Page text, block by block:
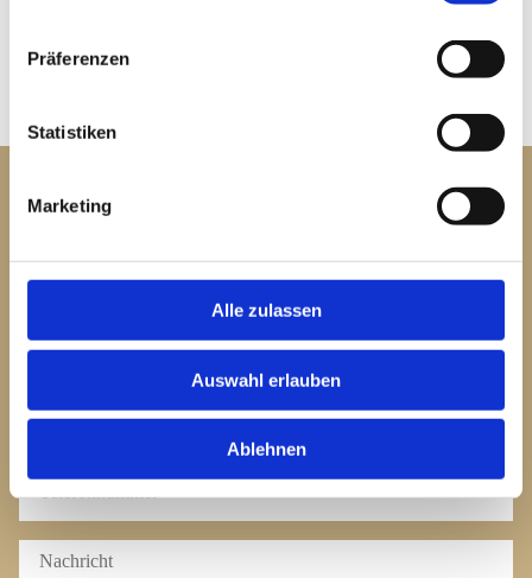
Präferenzen
Statistiken
Marketing
Alle zulassen
Auswahl erlauben
Ablehnen